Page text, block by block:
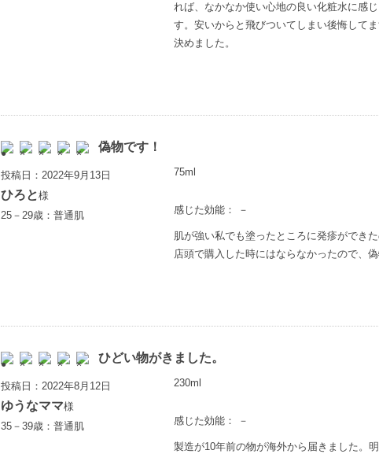
れば、なかなか使い心地の良い化粧水に感
す。安いからと飛びついてしまい後悔して
決めました。
偽物です！
投稿日：2022年9月13日
ひろと様
25－29歳：普通肌
75ml
感じた効能： －
肌が強い私でも塗ったところに発疹ができ
店頭で購入した時にはならなかったので、
ひどい物がきました。
投稿日：2022年8月12日
ゆうなママ様
35－39歳：普通肌
230ml
感じた効能： －
製造が10年前の物が海外から届きました。